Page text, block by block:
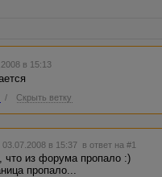
в 15:13
/ Скрыть ветку
в 15:37 в ответ на #1
что из форума пропало :)
пропало...